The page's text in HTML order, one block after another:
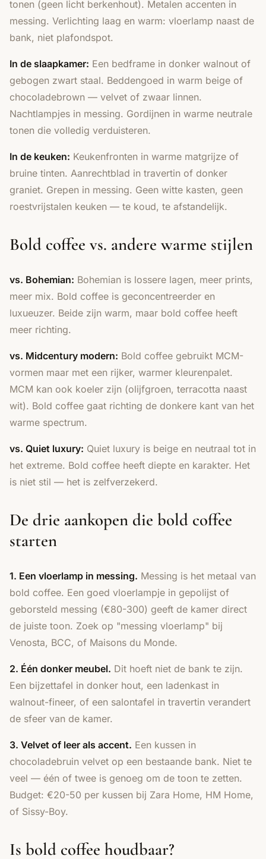
tonen (geen licht berkenhout). Metalen accenten in
messing. Verlichting laag en warm: vloerlamp naast de
bank, niet plafondspot.
In de slaapkamer: Een bedframe in donker walnout of
gebogen zwart staal. Beddengoed in warm beige of
chocoladebrown — velvet of zwaar linnen.
Nachtlampjes in messing. Gordijnen in warme neutrale
tonen die volledig verduisteren.
In de keuken: Keukenfronten in warme matgrijze of
bruine tinten. Aanrechtblad in travertin of donker
graniet. Grepen in messing. Geen witte kasten, geen
roestvrijstalen keuken — te koud, te afstandelijk.
Bold coffee vs. andere warme stijlen
vs. Bohemian: Bohemian is lossere lagen, meer prints,
meer mix. Bold coffee is geconcentreerder en
luxueuzer. Beide zijn warm, maar bold coffee heeft
meer richting.
vs. Midcentury modern: Bold coffee gebruikt MCM-
vormen maar met een rijker, warmer kleurenpalet.
MCM kan ook koeler zijn (olijfgroen, terracotta naast
wit). Bold coffee gaat richting de donkere kant van het
warme spectrum.
vs. Quiet luxury: Quiet luxury is beige en neutraal tot in
het extreme. Bold coffee heeft diepte en karakter. Het
is niet stil — het is zelfverzekerd.
De drie aankopen die bold coffee
starten
1. Een vloerlamp in messing. Messing is het metaal van
bold coffee. Een goed vloerlampje in gepolijst of
geborsteld messing (€80-300) geeft de kamer direct
de juiste toon. Zoek op "messing vloerlamp" bij
Venosta, BCC, of Maisons du Monde.
2. Één donker meubel. Dit hoeft niet de bank te zijn.
Een bijzettafel in donker hout, een ladenkast in
walnout-fineer, of een salontafel in travertin verandert
de sfeer van de kamer.
3. Velvet of leer als accent. Een kussen in
chocoladebruin velvet op een bestaande bank. Niet te
veel — één of twee is genoeg om de toon te zetten.
Budget: €20-50 per kussen bij Zara Home, HM Home,
of Sissy-Boy.
Is bold coffee houdbaar?